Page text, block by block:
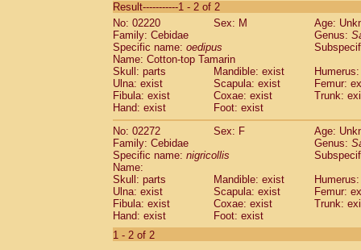
CebidaeSaguinus labiatus(0)
Cebidae Saguinus leucopus (0)
Cebidae
CebidaeSaguinus mystax
Cebidae Saguinus nigricollis (1)
Cebidae Saguinus oedipus
Cebidae Saguinus weddelli
Cebidae Saguinusspp.
Cebidae Aotus trivirgatus
Cebidae
CebidaeCebus apella
Cebidae
Cebidae Cebus nigrivittatus
Cebidae Cebusspp.(0)
Cebidae Saimiri boliviensis
CebidaeSaimiri sciureus(0)
AtelidaeAlouatta caraya(0)
Result-----------1 - 2 of 2
No: 02220
Sex: M
Age:
Family: Cebidae
Genus:
Specific name: oedipus
Name: Cotton-top Tamarin
Skull: parts
Mandible: exist
Ulna: exist
Scapula: exist
Femur:
Fibula: exist
Coxae: exist
Trunk:
Hand: exist
Foot: exist
No: 02272
Sex: F
Age:
Family: Cebidae
Genus:
Specific name: nigricollis
Name:
Skull: parts
Mandible: exist
Ulna: exist
Scapula: exist
Femur:
Fibula: exist
Coxae: exist
Trunk:
Hand: exist
Foot: exist
1 - 2 of 2